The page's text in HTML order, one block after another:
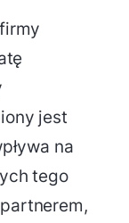
jest
na
tego